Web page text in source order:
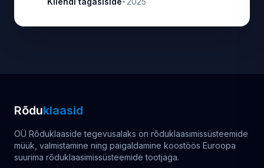
Rõduklaasid
OÜ Rõduklaaside tegevusalaks on rõduklaasimissüsteemide
müük, valmistamine ning paigaldamine koostöös Euroopa
suurima rõduklaasimissüsteemide tootjaga.